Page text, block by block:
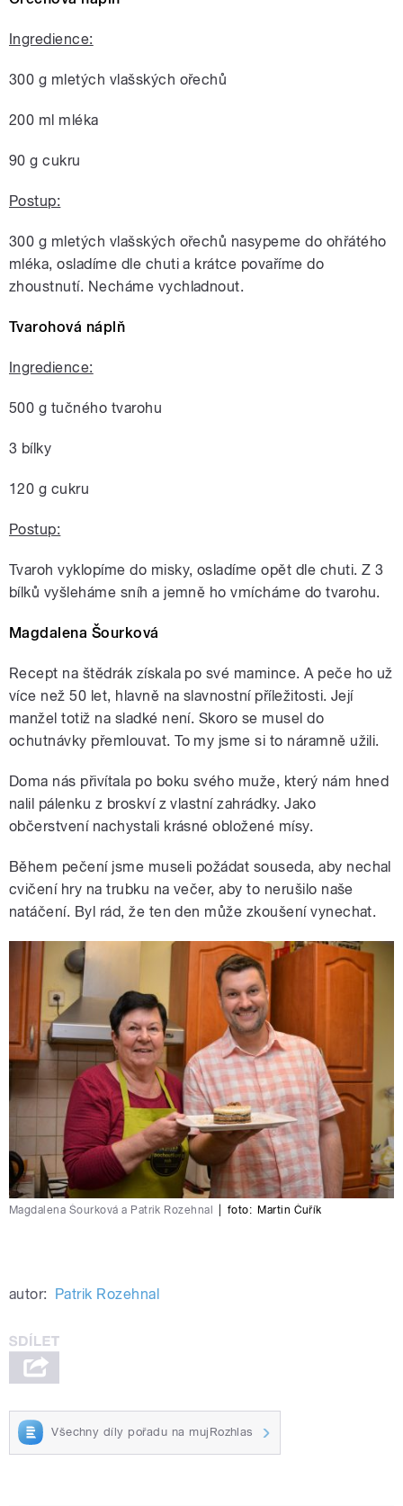
Ingredience:
300 g mletých vlašských ořechů
200 ml mléka
90 g cukru
Postup:
300 g mletých vlašských ořechů nasypeme do ohřátého
mléka, osladíme dle chuti a krátce povaříme do
zhoustnutí. Necháme vychladnout.
Tvarohová náplň
Ingredience:
500 g tučného tvarohu
3 bílky
120 g cukru
Postup:
Tvaroh vyklopíme do misky, osladíme opět dle chuti. Z 3
bílků vyšleháme sníh a jemně ho vmícháme do tvarohu.
Magdalena Šourková
Recept na štědrák získala po své mamince. A peče ho už
více než 50 let, hlavně na slavnostní příležitosti. Její
manžel totiž na sladké není. Skoro se musel do
ochutnávky přemlouvat. To my jsme si to náramně užili.
Doma nás přivítala po boku svého muže, který nám hned
nalil pálenku z broskví z vlastní zahrádky. Jako
občerstvení nachystali krásné obložené mísy.
Během pečení jsme museli požádat souseda, aby nechal
cvičení hry na trubku na večer, aby to nerušilo naše
natáčení. Byl rád, že ten den může zkoušení vynechat.
Magdalena Šourková a Patrik Rozehnal foto: Martin Čuřík
autor: Patrik Rozehnal
Všechny díly pořadu na mujRozhlas